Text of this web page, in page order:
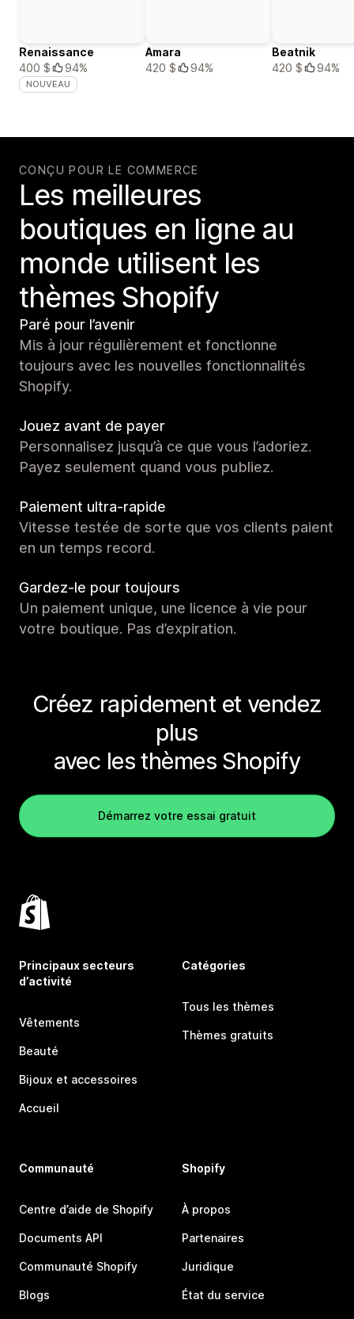
Renaissance
400 $
94%
NOUVEAU
Amara
420 $
94%
Beatnik
420 $
94%
CONÇU POUR LE COMMERCE
Les meilleures
boutiques en ligne au
monde utilisent les
thèmes Shopify
Paré pour l’avenir
Mis à jour régulièrement et fonctionne
toujours avec les nouvelles fonctionnalités
Shopify.
Jouez avant de payer
Personnalisez jusqu’à ce que vous l’adoriez.
Payez seulement quand vous publiez.
Paiement ultra-rapide
Vitesse testée de sorte que vos clients paient
en un temps record.
Gardez-le pour toujours
Un paiement unique, une licence à vie pour
votre boutique. Pas d’expiration.
Créez rapidement et vendez
plus
avec les thèmes Shopify
Démarrez votre essai gratuit
Principaux secteurs
d’activité
Vêtements
Beauté
Bijoux et accessoires
Accueil
Catégories
Tous les thèmes
Thèmes gratuits
Communauté
Centre d’aide de Shopify
Documents API
Communauté Shopify
Blogs
Shopify
À propos
Partenaires
Juridique
État du service